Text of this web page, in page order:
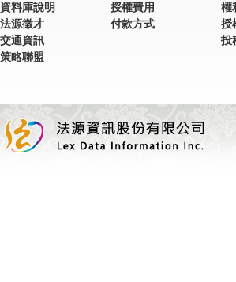
資料庫說明
法源徵才
交通資訊
策略聯盟
授權費用
付款方式
權
授
投